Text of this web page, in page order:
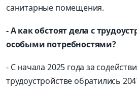
санитарные помещения.
- А как обстоят дела с
особыми потребностями?
- С начала 2025 года за
трудоустройстве обратились